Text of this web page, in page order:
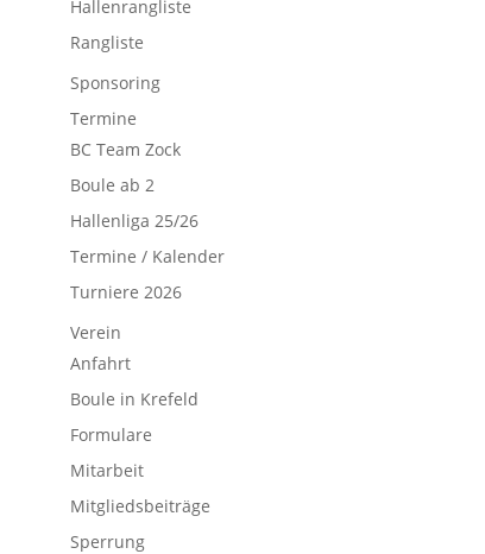
Hallenrangliste
Rangliste
Sponsoring
Termine
BC Team Zock
Boule ab 2
Hallenliga 25/26
Termine / Kalender
Turniere 2026
Verein
Anfahrt
Boule in Krefeld
Formulare
Mitarbeit
Mitgliedsbeiträge
Sperrung